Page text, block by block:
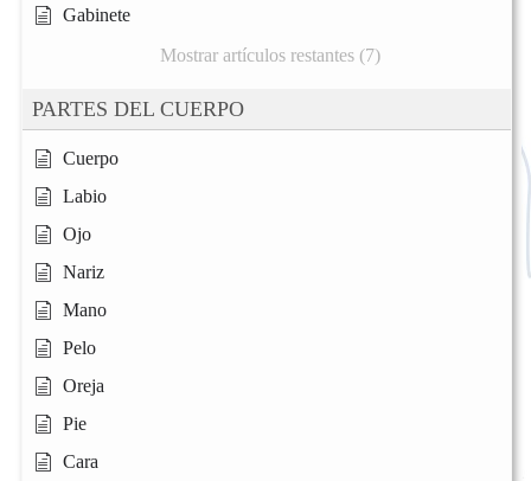
Gabinete
Mostrar artículos restantes (7)
PARTES DEL CUERPO
Cuerpo
Labio
Ojo
Nariz
Mano
Pelo
Oreja
Pie
Cara